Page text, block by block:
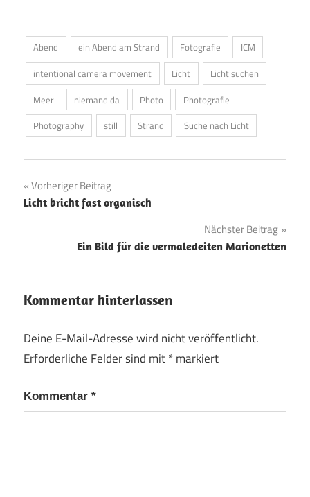
Abend ein Abend am Strand Fotografie
ICM
intentional camera movement
Licht
Licht suchen
Meer
niemand da Photo
Photografie
Photography
still Strand Suche nach Licht
Beitragsnavigation
Vorheriger Beitrag
Licht bricht fast organisch
Nächster Beitrag
Ein Bild für die vermaledeiten Marionetten
Kommentar hinterlassen
Deine E-Mail-Adresse wird nicht veröffentlicht.
Erforderliche Felder sind mit*markiert
Kommentar *